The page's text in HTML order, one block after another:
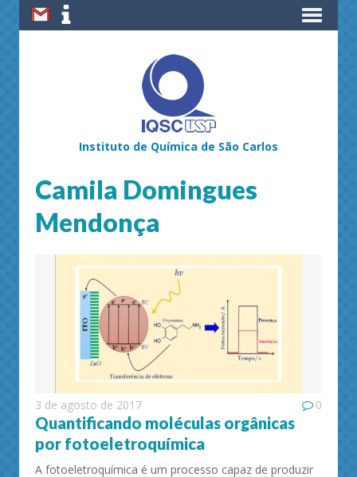
Instituto de Química de São Carlos
Camila Domingues
Mendonça
3 de agosto de 2017 0
Quantificando moléculas orgânicas
por fotoeletroquímica
A fotoeletroquímica é um processo capaz de produzir